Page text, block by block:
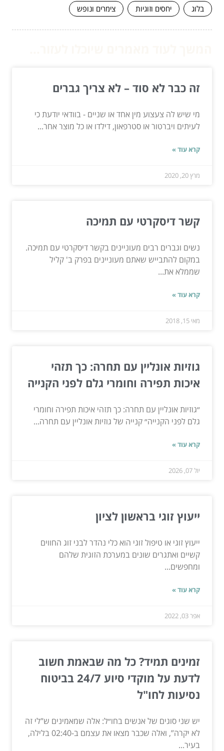
בלוג יחסים וזוגיות צימרים ונופש
זה כבר לא סוד – לא צריך גברים
מי שיש לה צעצוע מין אחד או שניים - בוודאי יודעת כי
לעיתים ויברטור או סטרפאון, דילדו או כל מוצר אחר...
קרא עוד »
מרץ 20, 2020
קשר דיסקרטי עם תמיכה
נשים וגברים רבים מעוניינים בקשר דיסקרטי עם תמיכה.
במקום להתבייש שאתם מעוניינים בפרק ב' קליל
שממלא את...
קרא עוד »
מאי 15, 2018
גוזיות אונליין עם תחרה: כך תזהי
איכות תפירה וחומרי גלם לפני הקנייה
״גוזיות אונליין עם תחרה: כך תזהי איכות תפירה וחומרי
גלם לפני הקנייה״ קנייה של גוזיות אונליין עם תחרה...
קרא עוד »
יול 07, 2026
ייעוץ זוגי בראשון לציון
ייעוץ זוגי או טיפול זוגי הוא כלי נהדר לבני זוג החווים
קשיים ואתגרים שונים במערכת הזוגית שלהם
ומחפשים...
קרא עוד »
אפר 03, 2022
זמינים תמיד? כל מה שבאמת חשוב
לדעת על מוקדי סיוע 24/7 בביטוח
נסיעות לחו"ל
יש שני סוגים של אנשים בחו״ל: אלה שמאמינים ש”לי זה
לא יקרה”, ואלה שכבר מצאו את עצמם ב-02:40 בלילה,
בעיר...